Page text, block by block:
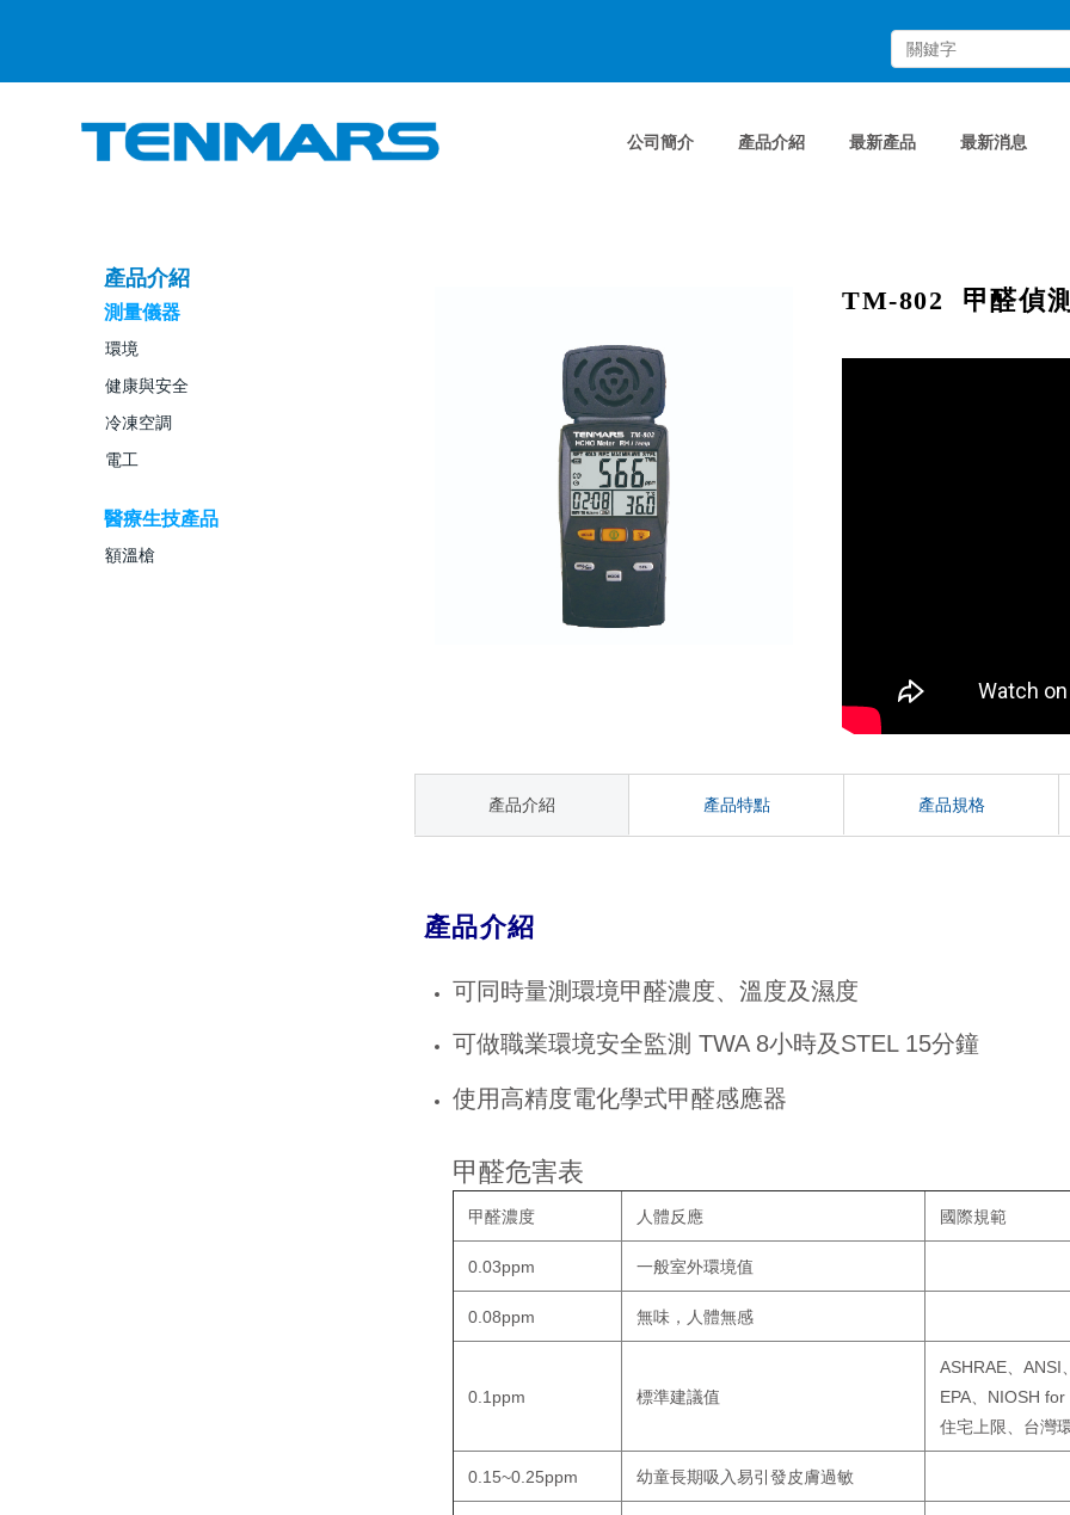
公司簡介 產品介紹 最新產品 最新消息
產品介紹
測量儀器
環境
健康與安全
冷凍空調
電工
醫療生技產品
額溫槍
TM-802 甲醛偵
產品介紹 產品特點 產品規格
產品介紹
可同時量測環境甲醛濃度、溫度及濕度
可做職業環境安全監測 TWA 8小時及 STEL 15分鐘
使用高精度電化學式甲醛感應器
甲醛危害表
甲醛濃度 人體反應 國際規範
0.03ppm 一般室外環境值
0.08ppm 無味，人體無感
0.1ppm 標準建議值
ASHRAE、ANSI
EPA、NIOSH for
住宅上限、台灣
0.15~0.25ppm 幼童長期吸入易引發皮膚過敏